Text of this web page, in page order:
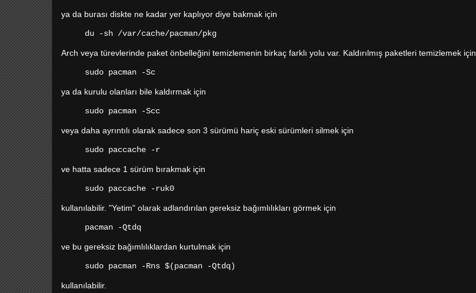
ya da burası diskte ne kadar yer kaplıyor diye bakmak için
du -sh /var/cache/pacman/pkg
Arch veya türevlerinde paket önbelleğini temizlemenin birkaç farklı yolu var. Kaldırılmış paketleri temizlemek için
sudo pacman -Sc
ya da kurulu olanları bile kaldırmak için
sudo pacman -Scc
veya daha ayrıntılı olarak sadece son 3 sürümü hariç eski sürümleri silmek için
sudo paccache -r
ve hatta sadece 1 sürüm bırakmak için
sudo paccache -ruk0
kullanılabilir. "Yetim" olarak adlandırılan gereksiz bağımlılıkları görmek için
pacman -Qtdq
ve bu gereksiz bağımlılıklardan kurtulmak için
sudo pacman -Rns $(pacman -Qtdq)
kullanılabilir.